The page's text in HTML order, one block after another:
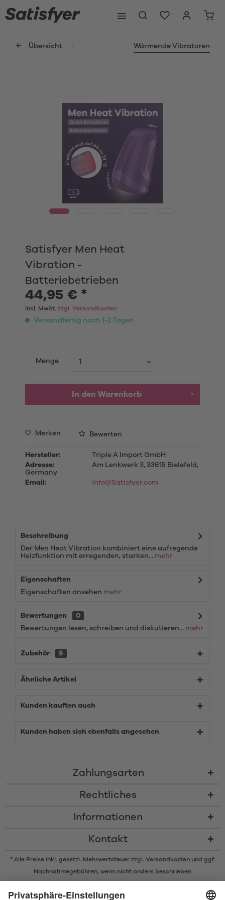
Übersicht Wärmende Vibratoren
Satisfyer Men Heat
Vibration -
Batteriebetrieben
44,95 € *
inkl. MwSt. zzgl. Versandkosten
Versandfertig nach 1-2 Tagen
Menge
In den Warenkorb
Merken Bewerten
Hersteller:
Triple A Import GmbH
Adresse:
Am Lenkwerk 3, 33615 Bielefeld,
Germany
Email:
info@Satisfyer.com
Beschreibung
Der Men Heat Vibration kombiniert eine aufregende
Heizfunktion mit erregenden, starken... mehr
Eigenschaften
Eigenschaften ansehen mehr
Bewertungen
0
Bewertungen lesen, schreiben und diskutieren... mehr
Zubehör 6
Ähnliche Artikel
Kunden kauften auch
Kunden haben sich ebenfalls angesehen
Zahlungsarten
Rechtliches
Informationen
Kontakt
* Alle Preise inkl. gesetzl. Mehrwertsteuer zzgl. Versandkostenund ggf.
Nachnahmegebühren, wenn nicht anders beschrieben
und Eigentum der Bluetooth SIG, Inc. Die Nutzung dieser Marken durch